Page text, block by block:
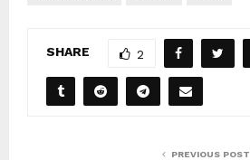
SHARE 2
PREVIOUS POST